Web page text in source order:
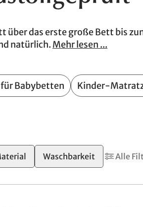
über das erste große Bett bis
natürlich. Mehr lesen ...
Babybetten Kinder-
Waschbarkeit Alle